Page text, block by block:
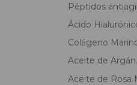
Péptidos
Ácido
Colágeno
Aceite de Argán.
Aceite de Rosa